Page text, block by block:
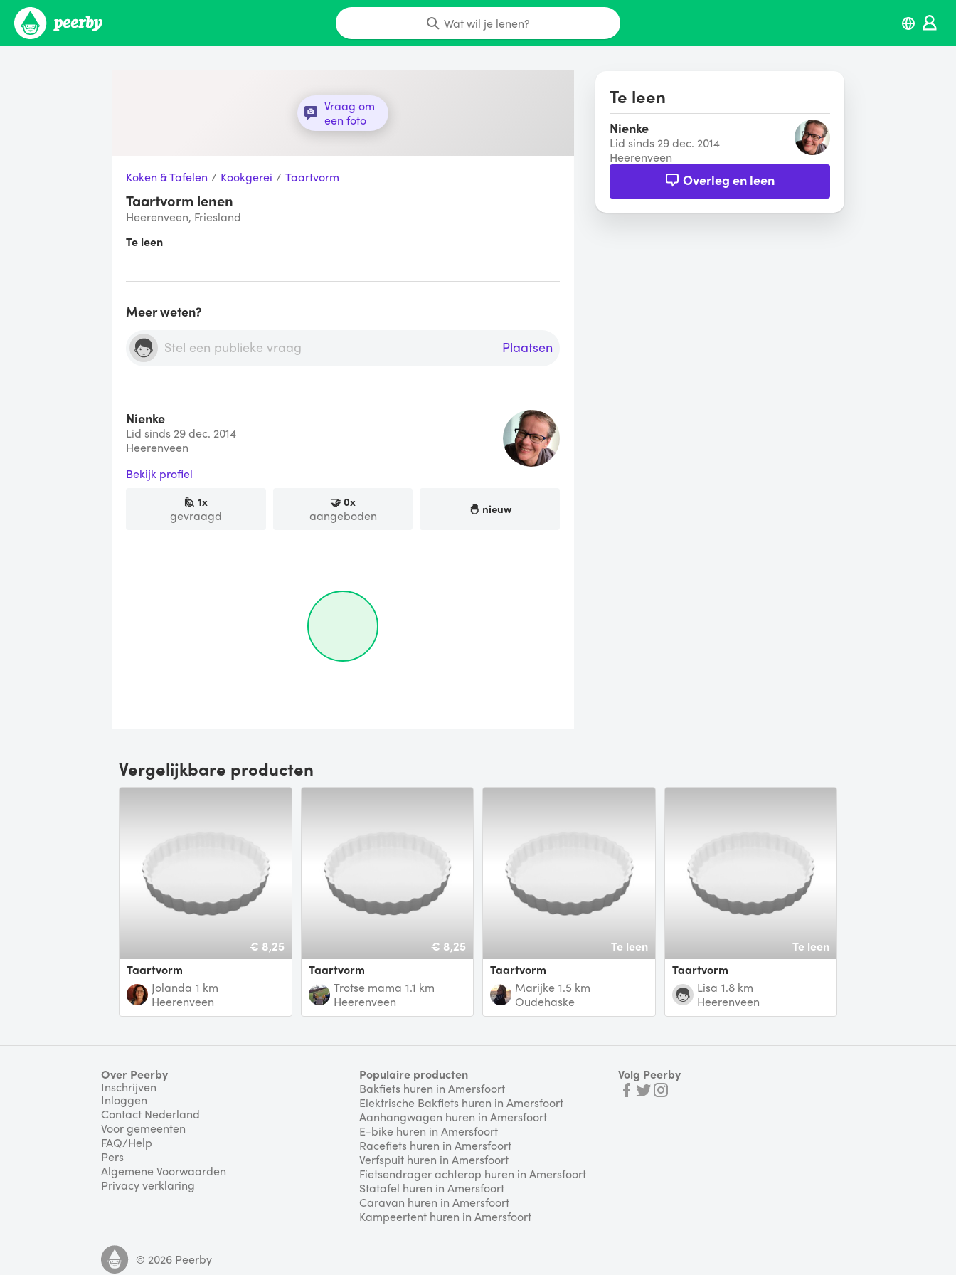
Wat wil je lenen?
Vraag om
een foto
Koken & Tafelen / Kookgerei / Taartvorm
Taartvorm lenen
Heerenveen, Friesland
Te leen
Meer weten?
Plaatsen
Nienke
Lid sinds 29 dec. 2014
Heerenveen
Bekijk profiel
🙋 1x
gevraagd
🤝0x
aangeboden 🐣 nieuw
Vergelijkbare producten
€ 8,25
taartvorm
Jolanda 1 km
Heerenveen
€ 8,25
taartvorm
Trotse mama 1.1 km
Heerenveen
Te leen
Taartvorm
Marijke 1.5 km
Oudehaske
Te leen
Taartvorm
Lisa 1.8 km
Heerenveen
Over Peerby
Inschrijven
Inloggen
Contact Nederland
Voor gemeenten
FAQ/Help
Pers
Algemene Voorwaarden
Privacy verklaring
Populaire producten
Bakfiets huren in Amersfoort
Elektrische Bakfiets huren in Amersfoort
Aanhangwagen huren in Amersfoort
E-bike huren in Amersfoort
Racefiets huren in Amersfoort
Verfspuit huren in Amersfoort
Fietsendrager achterop huren in Amersfoort
Statafel huren in Amersfoort
Caravan huren in Amersfoort
Kampeertent huren in Amersfoort
Volg Peerby
© 2026 Peerby
Te leen
Nienke
Lid sinds 29 dec. 2014
Heerenveen
Overleg en leen